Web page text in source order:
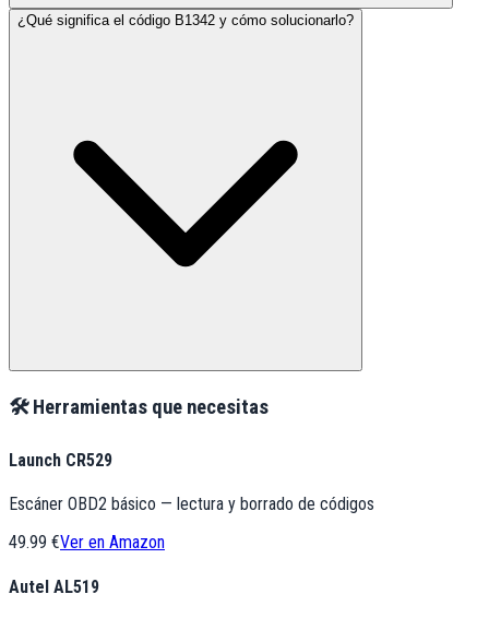
¿Qué significa el código B1342 y cómo solucionarlo?
🛠️ Herramientas que necesitas
Launch CR529
Escáner OBD2 básico — lectura y borrado de códigos
49.99 €Ver en Amazon
Autel AL519